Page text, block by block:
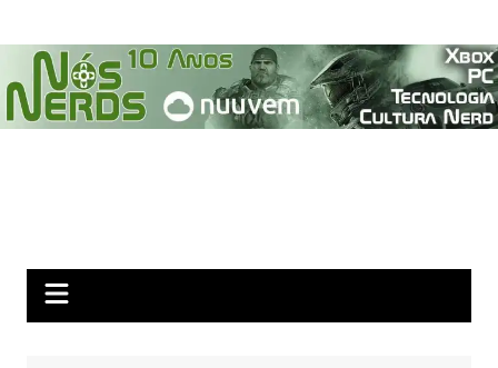
para
conteúdo